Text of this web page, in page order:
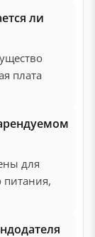
ли
плата
для
питания,